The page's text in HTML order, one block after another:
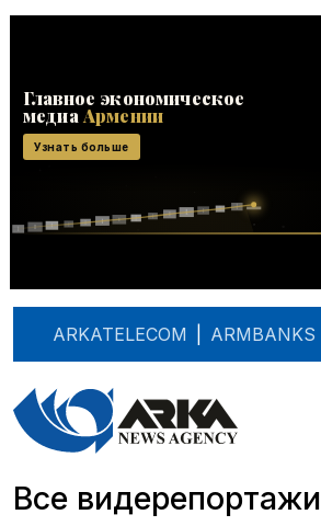
ARKATELECOM ARMBANKS
Все видерепортажи